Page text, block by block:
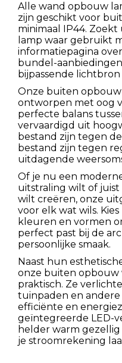
Alle wand opbouw
zijn geschikt voor
minimaal IP44.
lamp waar gebruikt
informatiepagina over
bundel-
bijpassende
Onze buiten
ontworpen met oog
perfecte balans
vervaardigd uit
bestand zijn tegen
bestand zijn tegen
uitdagende
Of je nu een
uitstraling wilt of juist
wilt creëren, onze
voor elk wat wils.
kleuren en vormen
perfect past bij de
persoonlijke smaak.
Naast hun
onze buiten opbouw
praktisch. Ze
tuinpaden en
efficiënte en
geïntegreerde LED-
helder warm
je stroomrekening